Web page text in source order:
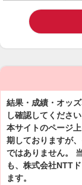
結果・成績・オッ
し確認してください
本サイトのページ
期しておりますが
ではありません。
も、株式会社NTT
ます。